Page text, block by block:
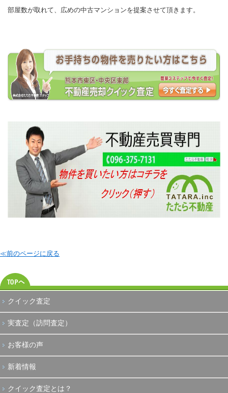
部屋数が取れて、広めの中古マンションを提案させて頂きます。
≪前のページに戻る
クイック査定
実査定（訪問査定）
お客様の声
新着情報
クイック査定とは？